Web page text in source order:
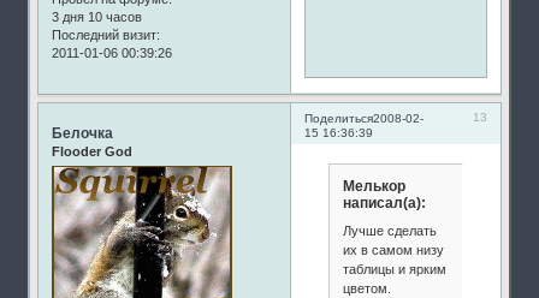
3 дня 10 часов
Последний визит:
2011-01-06 00:39:26
Поделиться 13
2008-02-
15 16:36:39
Белочка
Flooder God
Мелькор
написал(а):
Лучше сделать
их в самом низу
таблицы и ярким
цветом.